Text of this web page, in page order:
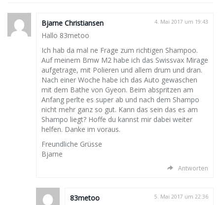
Bjarne Christiansen 4. Mai 2017 um 19:43
Hallo 83metoo
Ich hab da mal ne Frage zum richtigen Shampoo.
Auf meinem Bmw M2 habe ich das Swissvax Mirage
aufgetrage, mit Polieren und allem drum und dran.
Nach einer Woche habe ich das Auto gewaschen
mit dem Bathe von Gyeon. Beim abspritzen am
Anfang perlte es super ab und nach dem Shampo
nicht mehr ganz so gut. Kann das sein das es am
Shampo liegt? Hoffe du kannst mir dabei weiter
helfen. Danke im voraus.
Freundliche Grüsse
Bjarne
Antworten
83metoo 5. Mai 2017 um 22:36